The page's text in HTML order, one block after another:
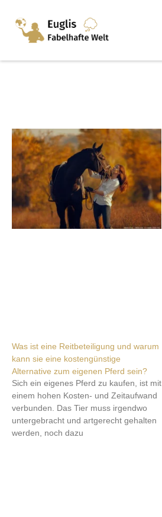
Was ist eine Reitbeteiligung und warum
kann sie eine kostengünstige
Alternative zum eigenen Pferd sein?
Sich ein eigenes Pferd zu kaufen, ist mit
einem hohen Kosten- und Zeitaufwand
verbunden. Das Tier muss irgendwo
untergebracht und artgerecht gehalten
werden, noch dazu